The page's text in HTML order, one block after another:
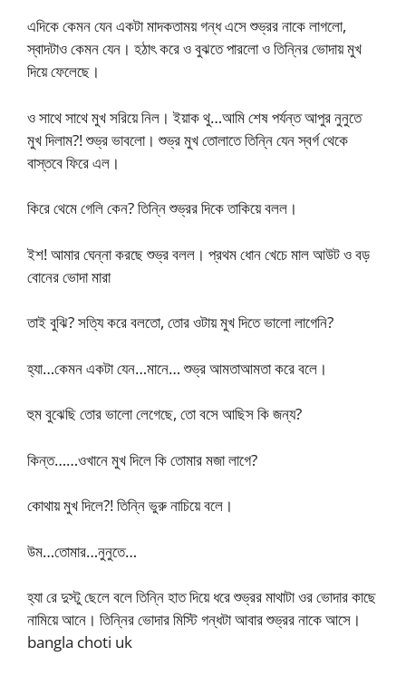
এদিকে কেমন যেন একটা মাদকতাময় গন্ধ এসে শুভ্রর নাকে লাগলো,
স্বাদটাও কেমন যেন। হঠাৎ করে ও বুঝতে পারলো ও তিন্নির ভোদায় মুখ
দিয়ে ফেলেছে।
ও সাথে সাথে মুখ সরিয়ে নিল। ইয়াক থু…আমি শেষ পর্যন্ত আপুর নুনুতে
মুখ দিলাম?! শুভ্র ভাবলো। শুভ্র মুখ তোলাতে তিন্নি যেন স্বর্গ থেকে
বাস্তবে ফিরে এল।
কিরে থেমে গেলি কেন? তিন্নি শুভ্রর দিকে তাকিয়ে বলল।
ইশ! আমার ঘেন্না করছে শুভ্র বলল। প্রথম ধোন খেচে মাল আউট ও বড়
বোনের ভোদা মারা
তাই বুঝি? সত্যি করে বলতো, তোর ওটায় মুখ দিতে ভালো লাগেনি?
হ্যা…কেমন একটা যেন…মানে… শুভ্র আমতাআমতা করে বলে।
হুম বুঝেছি তোর ভালো লেগেছে, তো বসে আছিস কি জন্য?
কিন্ত……ওখানে মুখ দিলে কি তোমার মজা লাগে?
কোথায় মুখ দিলে?! তিন্নি ভুরু নাচিয়ে বলে।
উম…তোমার…নুনুতে…
হ্যা রে দুস্টু ছেলে বলে তিন্নি হাত দিয়ে ধরে শুভ্রর মাথাটা ওর ভোদার কাছে
নামিয়ে আনে। তিন্নির ভোদার মিস্টি গন্ধটা আবার শুভ্রর নাকে আসে।
bangla choti uk